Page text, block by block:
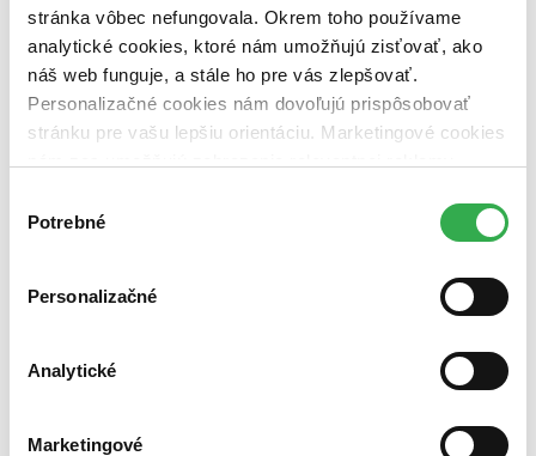
stránka vôbec nefungovala. Okrem toho používame
analytické cookies, ktoré nám umožňujú zisťovať, ako
náš web funguje, a stále ho pre vás zlepšovať.
Personalizačné cookies nám dovoľujú prispôsobovať
stránku pre vašu lepšiu orientáciu. Marketingové cookies
nám pomohlo, keby sme mohli používať všetky tieto
súhlasu
Potrebné
Personalizačné
Analytické
Marketingové
Najvyššia zľava
Použité filtre
Zrušiť filtre
Švédčina